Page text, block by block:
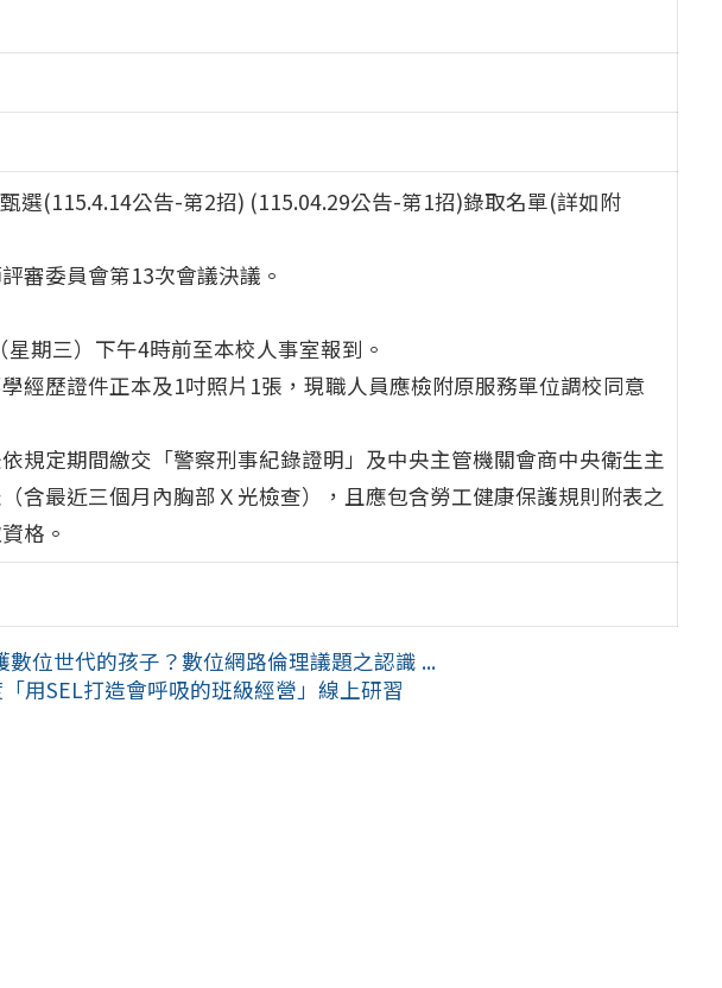
選(115.4.14公告-第2招) (115.04.29公告-第1招)錄取名單(詳如附
審委員會第13次會議決議。
期三）下午4時前至本校人事室報到。
經歷證件正本及1吋照片1張，現職人員應檢附原服務單位調校同意
規定期間繳交「警察刑事紀錄證明」及中央主管機關會商中央衛生主
含最近三個月內胸部Ｘ光檢查），且應包含勞工健康保護規則附表之
格。
位世代的孩子？數位網路倫理議題之認識 ...
用SEL打造會呼吸的班級經營」線上研習